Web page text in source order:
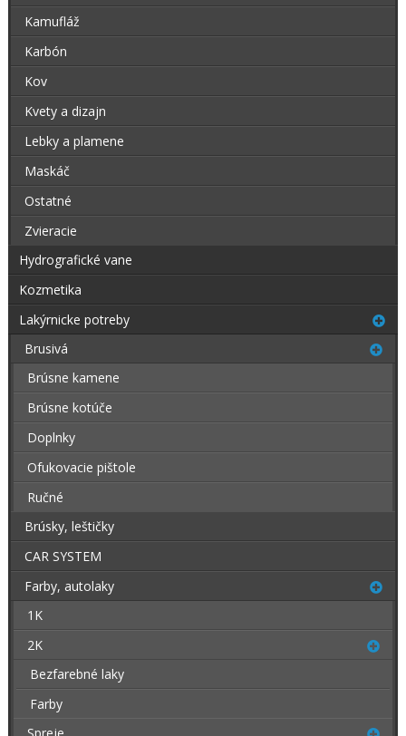
Kamufláž
Karbón
Kov
Kvety a dizajn
Lebky a plamene
Maskáč
Ostatné
Zvieracie
Hydrografické vane
Kozmetika
Lakýrnicke potreby
Brusivá
Brúsne kamene
Brúsne kotúče
Doplnky
Ofukovacie pištole
Ručné
Brúsky, leštičky
CAR SYSTEM
Farby, autolaky
1K
2K
Bezfarebné laky
Farby